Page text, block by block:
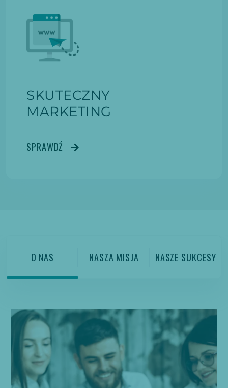
SKUTECZNY
MARKETING
SPRAWDŹ
O NAS NASZA MISJA NASZE SUKCESY